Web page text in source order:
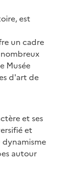
est
un cadre
Musée
d'art de
et ses
et
autour